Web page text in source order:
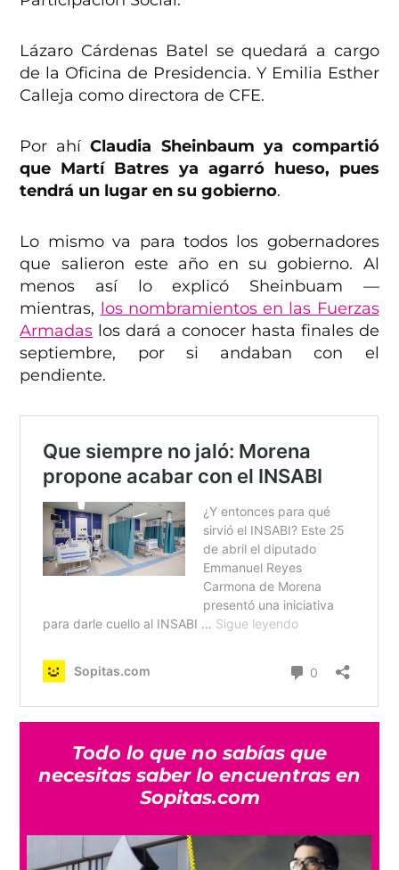
Lázaro Cárdenas Batel se quedará a cargo
de la Oficina de Presidencia. Y Emilia Esther
Calleja como directora de CFE.
Por ahíClaudia Sheinbaum ya compartió
que Martí Batres ya agarró hueso, pues
tendrá un lugar en su gobierno.
Lo mismo va para todos los gobernadores
que salieron este año en su gobierno. Al
menos así lo explicó Sheinbuam —
mientras, los nombramientos en las Fuerzas
Armadas los dará a conocer hasta finales de
septiembre, por si andaban con el
pendiente.
Todo lo que no sabías que
necesitas saber lo encuentras en
Sopitas.com